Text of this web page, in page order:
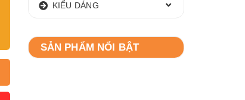
KIỂU DÁNG
SẢN PHẨM NỔI BẬT